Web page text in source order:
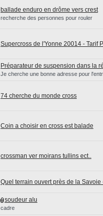
ballade enduro en drôme vers crest
recherche des personnes pour rouler
Supercross de l'Yonne 20014 - Tarif
Préparateur de suspension dans la
Je cherche une bonne adresse pour
74 cherche du monde cross
Coin a choisir en cross est balade
crossman ver moirans tullins ect..
Quel terrain ouvert près de la Savoie
soudeur alu
cadre